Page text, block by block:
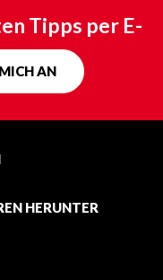
Tipps per E-
AN
HERUNTER